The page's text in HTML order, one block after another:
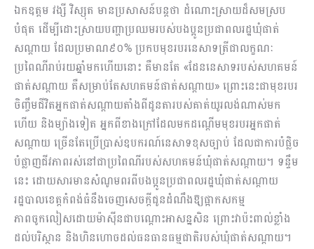
ឯកឧត្តម វង្សី វិស្សុត មានប្រសាសន៍បន្តថា ដំណោះស្រាយដ៏សមស្រប
បំផុត ដើម្បីដោះស្រាយបញ្ហាប្រឈមរបស់បងប្អូនប្រជាពលរដ្ឋឃុំផាត់
សណ្តាយ ដែលប្រមាណ៩០% ប្រកបមុខរបរនេសាទត្រីជាលក្ខណៈ
ប្រពៃណីរាប់រយឆ្នាំមកហើយនោះ គឺមានតែ «ដែននេសាទរបស់សហគមន៍
ផាត់សណ្តាយ គឺសម្រាប់តែសហគមន៍ផាត់សណ្តាយ» ព្រោះនេះជាមុខរបរ
ចិញ្ចឹមជីវិតអ្នកផាត់សណ្តាយតាំងពីដូនតារបស់គាត់យូរលង់ណាស់មក
ហើយ និងម្យ៉ាងទៀត អ្នកពីខាងក្រៅដែលមកដណ្តើមមុខរបរអ្នកផាត់
សណ្តាយ ច្រើនតែប្រើប្រាស់ឧបករណ៍នេសាទខុសច្បាប់ ដែលជាការបំផ្លិច
បំផ្លាញជីវភាពរស់នៅជាប្រពៃណីរបស់សហគមន៍ឃុំផាត់សណ្តាយ។ ទន្ទឹម
នេះ ដោយសារមានសំណូមពរពីបងប្អូនប្រជាពលរដ្ឋឃុំផាត់សណ្តាយ
រដ្ឋបាលខេត្តកំពង់ធំនឹងចេញសេចក្តីជូនដំណឹងឱ្យផ្អាកសកម្ម
ភាពចូកលៀសដោយម៉ាស៊ីនជាបណ្តោះអាសន្នសិន ព្រោះវាប៉ះពាល់ខ្លាំង
ដល់បរិស្ថាន និងហិនហោចដល់ធនធានធម្មជាតិរបស់ឃុំផាត់សណ្តាយ។